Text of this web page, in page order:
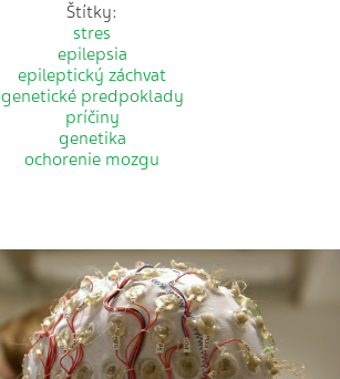
Štítky:
stres
epilepsia
epileptický záchvat
genetické predpoklady
príčiny
genetika
ochorenie mozgu